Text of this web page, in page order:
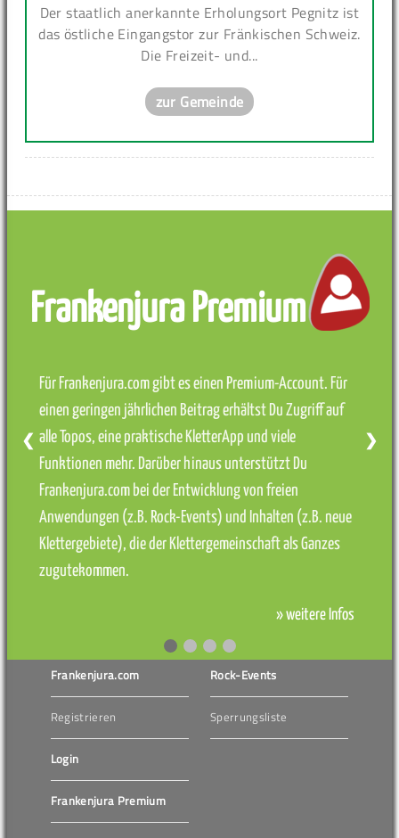
Der staatlich anerkannte Erholungsort Pegnitz ist
das östliche Eingangstor zur Fränkischen Schweiz.
Die Freizeit- und...
zur Gemeinde
Frankenjura Premium
Für Frankenjura.com gibt es einen Premium-Account. Für
einen geringen jährlichen Beitrag erhältst Du Zugriff auf
alle Topos, eine praktische KletterApp und viele
Funktionen mehr. Darüber hinaus unterstützt Du
Frankenjura.com bei der Entwicklung von freien
Anwendungen (z.B. Rock-Events) und Inhalten (z.B. neue
Klettergebiete), die der Klettergemeinschaft als Ganzes
zugutekommen.
» weitere Infos
❮ ❯
Frankenjura.com
Registrieren
Login
Frankenjura Premium
Rock-Events
Sperrungsliste